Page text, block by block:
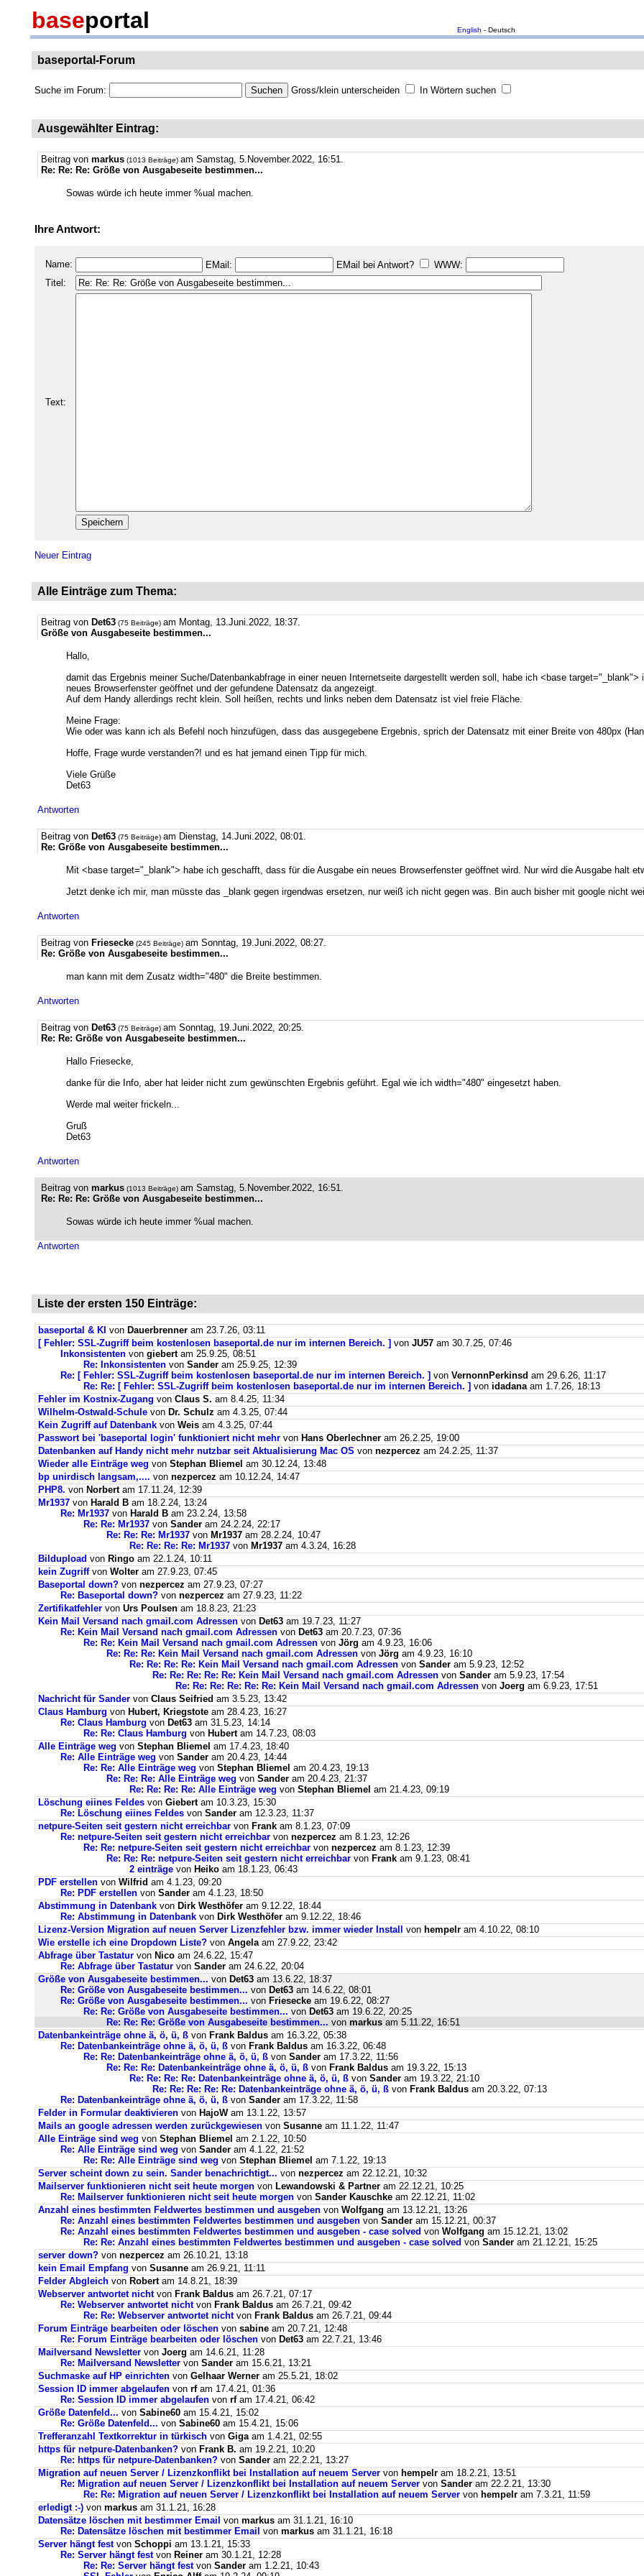
baseportal English - Deutsch
baseportal-Forum
Suche im Forum: Gross/klein unterscheiden In Wörtern suchen
Ausgewählter Eintrag:
Beitrag von markus (1013 Beiträge) am Samstag, 5.November.2022, 16:51.
Re: Re: Re: Größe von Ausgabeseite bestimmen...
Sowas würde ich heute immer %ual machen.
Ihre Antwort:
Name: EMail: EMail bei Antwort?
WWW:
Titel:
Text:
Neuer Eintrag
Alle Einträge zum Thema:
Beitrag von Det63 (75 Beiträge) am Montag, 13.Juni.2022, 18:37.
Größe von Ausgabeseite bestimmen...
Hallo,
damit das Ergebnis meiner Suche/Datenbankabfrage in einer neuen Internetseite dargestellt werden soll, habe ich <base
neues Browserfenster geöffnet und der gefundene Datensatz da angezeigt.
Auf dem Handy allerdings recht klein. Soll heißen, rechts und links neben dem Datensatz ist viel freie Fläche.
Meine Frage:
Wie oder was kann ich als Befehl noch hinzufügen, dass das ausgegebene Ergebnis, sprich der Datensatz mit einer Breite von 480px
Hoffe, Frage wurde verstanden?! und es hat jemand einen Tipp für mich.
Viele Grüße
Det63
Antworten
Beitrag von Det63 (75 Beiträge) am Dienstag, 14.Juni.2022, 08:01.
Re: Größe von Ausgabeseite bestimmen...
Mit <base target="_blank"> habe ich geschafft, dass für die Ausgabe ein neues Browserfenster geöffnet wird. Nur wird die Ausgabe halt
Jetzt denke ich mir, man müsste das _blank gegen irgendwas ersetzen, nur weiß ich nicht gegen was. Bin auch bisher mit google nicht
Antworten
Beitrag von Friesecke (245 Beiträge) am Sonntag, 19.Juni.2022, 08:27.
Re: Größe von Ausgabeseite bestimmen...
man kann mit dem Zusatz width="480" die Breite bestimmen.
Antworten
Beitrag von Det63 (75 Beiträge) am Sonntag, 19.Juni.2022, 20:25.
Re: Re: Größe von Ausgabeseite bestimmen...
Hallo Friesecke,
danke für die Info, aber hat leider nicht zum gewünschten Ergebnis geführt. Egal wie ich width="480" eingesetzt haben.
Werde mal weiter frickeln...
Gruß
Det63
Antworten
Beitrag von markus (1013 Beiträge) am Samstag, 5.November.2022, 16:51.
Re: Re: Re: Größe von Ausgabeseite bestimmen...
Sowas würde ich heute immer %ual machen.
Antworten
Liste der ersten 150 Einträge:
baseportal & KI von Dauerbrenner am 23.7.26, 03:11
[ Fehler: SSL-Zugriff beim kostenlosen baseportal.de nur im internen Bereich. ] von JU57 am 30.7.25, 07:46
Inkonsistenten von giebertam 25.9.25, 08:51
Re: Inkonsistenten von Sander am 25.9.25, 12:39
Re: [ Fehler: SSL-Zugriff beim kostenlosen baseportal.de nur im internen Bereich. ] von VernonnPerkinsd am 29.6.26, 11:17
Re: Re: [ Fehler: SSL-Zugriff beim kostenlosen baseportal.de nur im internen Bereich. ] von idadanaam 1.7.26, 18:13
Fehler im Kostnix-Zugang von Claus S. am 8.4.25, 11:34
Wilhelm-Ostwald-Schule von Dr. Schulz am 4.3.25, 07:44
Kein Zugriff auf Datenbank von Weis am 4.3.25, 07:44
Passwort bei 'baseportal login' funktioniert nicht mehr von Hans Oberlechner am 26.2.25, 19:00
Datenbanken auf Handy nicht mehr nutzbar seit Aktualisierung Mac OS von nezpercez am 24.2.25, 11:37
Wieder alle Einträge weg von Stephan Bliemel am 30.12.24, 13:48
bp unirdisch langsam,.... von nezpercez am 10.12.24, 14:47
PHP8. von Norbertam 17.11.24, 12:39
Mr1937 von Harald B am 18.2.24, 13:24
Re: Mr1937 von Harald B am 23.2.24, 13:58
Re: Re: Mr1937 von Sander am 24.2.24, 22:17
Re: Re: Re: Mr1937 von Mr1937 am 28.2.24, 10:47
Re: Re: Re: Re: Mr1937 von Mr1937 am 4.3.24, 16:28
Bildupload von Ringo am 22.1.24, 10:11
kein Zugriffvon Wolter am 27.9.23, 07:45
Baseportal down? von nezpercez am 27.9.23, 07:27
Re: Baseportal down? von nezpercez am 27.9.23, 11:22
Zertifikatfehler von Urs Poulsen am 18.8.23, 21:23
Kein Mail Versand nach gmail.com Adressen von Det63 am 19.7.23, 11:27
Re: Kein Mail Versand nach gmail.com Adressen von Det63 am 20.7.23, 07:36
Re: Re: Kein Mail Versand nach gmail.com Adressen von Jörg am 4.9.23, 16:06
Re: Re: Re: Kein Mail Versand nach gmail.com Adressen von Jörg am 4.9.23, 16:10
Re: Re: Re: Re: Kein Mail Versand nach gmail.com Adressen von Sander am 5.9.23, 12:52
Re: Re: Re: Re: Re: Kein Mail Versand nach gmail.com Adressen von Sander am 5.9.23, 17:54
Re: Re: Re: Re: Re: Re: Kein Mail Versand nach gmail.com Adressen von Joerg am 6.9.23, 17:51
Nachricht für Sander von Claus Seifried am 3.5.23, 13:42
Claus Hamburg von Hubert, Kriegstote am 28.4.23, 16:27
Re: Claus Hamburg von Det63 am 31.5.23, 14:14
Re: Re: Claus Hamburg von Hubertam 14.7.23, 08:03
Alle Einträge weg von Stephan Bliemel am 17.4.23, 18:40
Re: Alle Einträge weg von Sander am 20.4.23, 14:44
Re: Re: Alle Einträge weg von Stephan Bliemel am 20.4.23, 19:13
Re: Re: Re: Alle Einträge weg von Sander am 20.4.23, 21:37
Re: Re: Re: Re: Alle Einträge weg von Stephan Bliemel am 21.4.23, 09:19
Löschung eiines Feldes von Giebertam 10.3.23, 15:30
Re: Löschung eiines Feldes von Sander am 12.3.23, 11:37
netpure-Seiten seit gestern nicht erreichbar von Frank am 8.1.23, 07:09
Re: netpure-Seiten seit gestern nicht erreichbar von nezpercez am 8.1.23, 12:26
Re: Re: netpure-Seiten seit gestern nicht erreichbar von nezpercez am 8.1.23, 12:39
Re: Re: Re: netpure-Seiten seit gestern nicht erreichbar von Frank am 9.1.23, 08:41
2 einträge von Heiko am 18.1.23, 06:43
PDF erstellen von Wilfrid am 4.1.23, 09:20
Re: PDF erstellen von Sander am 4.1.23, 18:50
Abstimmung in Datenbank von Dirk Westhöfer am 9.12.22, 18:44
Re: Abstimmung in Datenbank von Dirk Westhöfer am 9.12.22, 18:46
Lizenz-Version Migration auf neuen Server Lizenzfehler bzw. immer wieder Install
von hempelr am 4.10.22, 08:10
Wie erstelle ich eine Dropdown Liste? von Angela am 27.9.22, 23:42
Abfrage über Tastatur von Nico am 24.6.22, 15:47
Re: Abfrage über Tastatur von Sander am 24.6.22, 20:04
Größe von Ausgabeseite bestimmen... von Det63 am 13.6.22, 18:37
Re: Größe von Ausgabeseite bestimmen... von Det63 am 14.6.22, 08:01
Re: Größe von Ausgabeseite bestimmen... von Friesecke am 19.6.22, 08:27
Re: Re: Größe von Ausgabeseite bestimmen... von Det63 am 19.6.22, 20:25
Re: Re: Re: Größe von Ausgabeseite bestimmen... von markus am 5.11.22, 16:51
Datenbankeinträge ohne ä, ö, ü, ß von Frank Baldus am 16.3.22, 05:38
Re: Datenbankeinträge ohne ä, ö, ü, ß von Frank Baldus am 16.3.22, 06:48
Re: Re: Datenbankeinträge ohne ä, ö, ü, ß von Sander am 17.3.22, 11:56
Re: Re: Re: Datenbankeinträge ohne ä, ö, ü, ß von Frank Baldus am 19.3.22, 15:13
Re: Re: Re: Re: Datenbankeinträge ohne ä, ö, ü, ß von Sander am 19.3.22, 21:10
Re: Re: Re: Re: Re: Datenbankeinträge ohne ä, ö, ü, ß von Frank Baldus am 20.3.22, 07:13
Re: Datenbankeinträge ohne ä, ö, ü, ß von Sander am 17.3.22, 11:58
Felder in Formular deaktivieren von HajoWam 13.1.22, 13:57
Mails an google adressen werden zurückgewiesen von Susanne am 11.1.22, 11:47
Alle Einträge sind weg von Stephan Bliemel am 2.1.22, 10:50
Re: Alle Einträge sind weg von Sander am 4.1.22, 21:52
Re: Re: Alle Einträge sind weg von Stephan Bliemel am 7.1.22, 19:13
Server scheint down zu sein. Sander benachrichtigt... von nezpercez am 22.12.21, 10:32
Mailserver funktionieren nicht seit heute morgen von Lewandowski & Partner am 22.12.21, 10:25
Re: Mailserver funktionieren nicht seit heute morgen von Sander Kauschke am 22.12.21, 11:02
Anzahl eines bestimmten Feldwertes bestimmen und ausgeben von Wolfgang am 13.12.21, 13:26
Re: Anzahl eines bestimmten Feldwertes bestimmen und ausgeben von Sander am 15.12.21, 00:37
Re: Anzahl eines bestimmten Feldwertes bestimmen und ausgeben - case solved von Wolfgang am 15.12.21, 13:02
Re: Re: Anzahl eines bestimmten Feldwertes bestimmen und ausgeben - case solved von Sander am 21.12.21, 15:25
server down? von nezpercez am 26.10.21, 13:18
kein Email Empfang von Susanne am 26.9.21, 11:11
Felder Abgleich von Robertam 14.8.21, 18:39
Webserver antwortet nichtvon Frank Baldus am 26.7.21, 07:17
Re: Webserver antwortet nichtvon Frank Baldus am 26.7.21, 09:42
Re: Re: Webserver antwortet nichtvon Frank Baldus am 26.7.21, 09:44
Forum Einträge bearbeiten oder löschen von sabine am 20.7.21, 12:48
Re: Forum Einträge bearbeiten oder löschen von Det63 am 22.7.21, 13:46
Mailversand Newsletter von Joerg am 14.6.21, 11:28
Re: Mailversand Newsletter von Sander am 15.6.21, 13:21
Suchmaske auf HP einrichten von Gelhaar Werner am 25.5.21, 18:02
Session ID immer abgelaufen von rfam 17.4.21, 01:36
Re: Session ID immer abgelaufen von rfam 17.4.21, 06:42
Größe Datenfeld... von Sabine60 am 15.4.21, 15:02
Re: Größe Datenfeld... von Sabine60 am 15.4.21, 15:06
Trefferanzahl Textkorrektur in türkisch von Gigaam 1.4.21, 02:55
https für netpure-Datenbanken? von Frank B. am 19.2.21, 10:20
Re: https für netpure-Datenbanken? von Sander am 22.2.21, 13:27
Migration auf neuen Server / Lizenzkonflikt bei Installation auf neuem Server von hempelr am 18.2.21, 13:51
Re: Migration auf neuen Server / Lizenzkonflikt bei Installation auf neuem Server von Sander am 22.2.21, 13:30
Re: Re: Migration auf neuen Server / Lizenzkonflikt bei Installation auf neuem Server von hempelr am 7.3.21, 11:59
erledigt :-) von markus am 31.1.21, 16:28
Datensätze löschen mit bestimmer Email von markus am 31.1.21, 16:10
Re: Datensätze löschen mit bestimmer Email von markus am 31.1.21, 16:18
Server hängt festvon Schoppi am 13.1.21, 15:33
Re: Server hängt festvon Reiner am 30.1.21, 12:28
Re: Re: Server hängt festvon Sander am 1.2.21, 10:43